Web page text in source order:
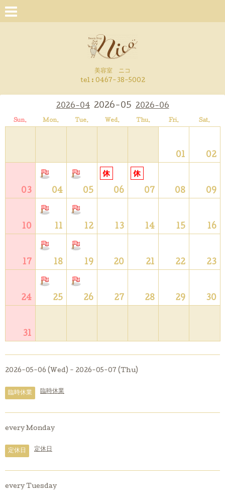
美容室 ニコ
tel : 0467-38-5002
2026-042026-05 2026-06
Sun. Mon. Tue. Wed. Thu. Fri. Sat.
01 02
03 04 05 06 07 08 09
10 11 12 13 14 15 16
17 18 19 20 21 22 23
24 25 26 27 28 29 30
31
2026-05-06 (Wed) - 2026-05-07 (Thu)
臨時休業 臨時休業
every Monday
定休日 定休日
every Tuesday